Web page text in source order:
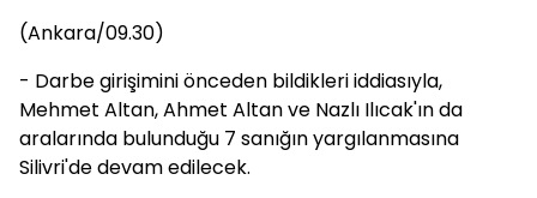
(Ankara/09.30)
- Darbe girişimini önceden bildikleri iddiasıyla,
Mehmet Altan, Ahmet Altan ve Nazlı Ilıcak'ın da
aralarında bulunduğu 7 sanığın yargılanmasına
Silivri'de devam edilecek.